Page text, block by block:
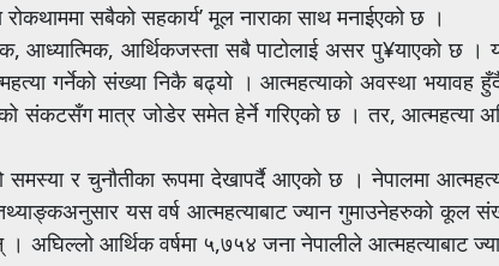
सबैको सहकार्य’ मूल नाराका साथ मनाईएको छ ।
आध्यात्मिक, आर्थिकजस्ता सबै पाटोलाई असर पु¥याएको छ
गर्नेको संख्या निकै बढ्यो । आत्महत्याको अवस्था भयावह
संकटसँग मात्र जोडेर समेत हेर्ने गरिएको छ । तर, आत्महत्या
र चुनौतीका रूपमा देखापर्दै आएको छ । नेपालमा
यस वर्ष आत्महत्याबाट ज्यान गुमाउनेहरुको कूल
अघिल्लो आर्थिक वर्षमा ५,७५४ जना नेपालीले आत्महत्याबाट